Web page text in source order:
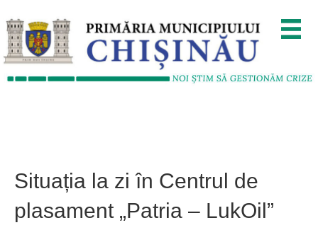
Situația la zi în Centrul de
plasament „Patria – LukOil”